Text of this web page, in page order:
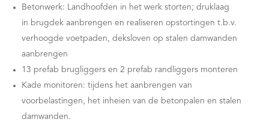
Betonwerk: Landhoofden in het werk storten; druklaag
in brugdek aanbrengen en realiseren opstortingen t.b.v.
verhoogde voetpaden, deksloven op stalen damwanden
aanbrengen
13 prefab brugliggers en 2 prefab randliggers monteren
Kade monitoren: tijdens het aanbrengen van
voorbelastingen, het inheien van de betonpalen en stalen
damwanden.